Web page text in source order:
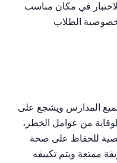
في مكان مناسب
الطلاب
المدارس ويشجع على
من عوامل الخطر،
للحفاظ على صحة
ممتعة ويتم تكييفه